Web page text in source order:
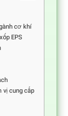
cơ khí
EPS
vị cung cấp